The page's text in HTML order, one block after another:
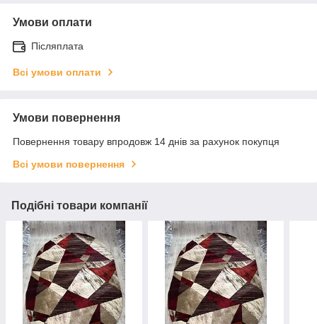
Умови оплати
Післяплата
Всі умови оплати
Умови повернення
Повернення товару впродовж 14 днів за рахунок покупця
Всі умови повернення
Подібні товари компанії